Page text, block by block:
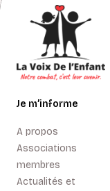
Je m’informe
A propos
Associations
membres
Actualités et